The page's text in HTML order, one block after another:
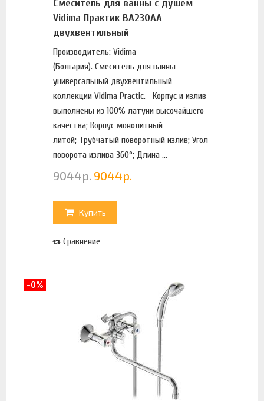
Смеситель для ванны с душем
Vidima Практик BA230AA
двухвентильный
Производитель: Vidima
(Болгария). Смеситель для ванны
универсальный двухвентильный
коллекции Vidima Practic. Корпус и излив
выполнены из 100% латуни высочайшего
качества; Корпус монолитный
литой; Трубчатый поворотный излив; Угол
поворота излива 360°; Длина ...
9044р. 9044р.
Купить
Сравнение
-0%